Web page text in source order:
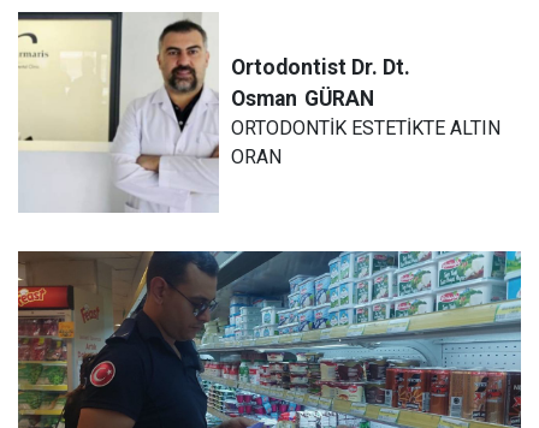
Ortodontist Dr. Dt.
Osman GÜRAN
ORTODONTİK ESTETİKTE ALTIN
ORAN